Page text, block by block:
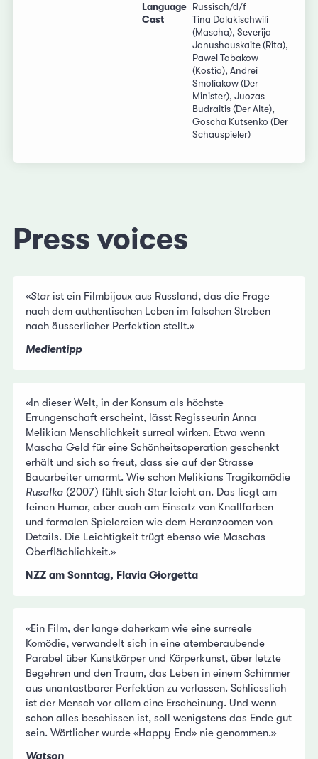
Language Russisch/d/f
Cast
Tina Dalakischwili
(Mascha), Severija
Janushauskaite (Rita),
Pawel Tabakow
(Kostia), Andrei
Smoliakow (Der
Minister), Juozas
Budraitis (Der Alte),
Goscha Kutsenko (Der
Schauspieler)
Press voices
«Starist ein Filmbijoux aus Russland, das die Frage
nach dem authentischen Leben im falschen Streben
nach äusserlicher Perfektion stellt.»
Medientipp
«In dieser Welt, in der Konsum als höchste
Errungenschaft erscheint, lässt Regisseurin Anna
Melikian Menschlichkeit surreal wirken. Etwa wenn
Mascha Geld für eine Schönheitsoperation geschenkt
erhält und sich so freut, dass sie auf der Strasse
Bauarbeiter umarmt. Wie schon Melikians Tragikomödie
Rusalka (2007) fühlt sich Starleicht an. Das liegt am
feinen Humor, aber auch am Einsatz von Knallfarben
und formalen Spielereien wie dem Heranzoomen von
Details. Die Leichtigkeit trügt ebenso wie Maschas
Oberflächlichkeit.»
NZZ am Sonntag, Flavia Giorgetta
«Ein Film, der lange daherkam wie eine surreale
Komödie, verwandelt sich in eine atemberaubende
Parabel über Kunstkörper und Körperkunst, über letzte
Begehren und den Traum, das Leben in einem Schimmer
aus unantastbarer Perfektion zu verlassen. Schliesslich
ist der Mensch vor allem eine Erscheinung. Und wenn
schon alles beschissen ist, soll wenigstens das Ende gut
sein. Wörtlicher wurde «Happy End» nie genommen.»
Watson